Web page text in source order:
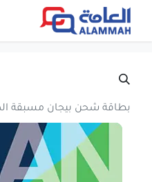
بطاقة شحن بيجان مسبقة الدفع-